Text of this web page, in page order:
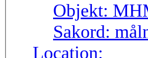
Objekt:
Sakord:
Location: